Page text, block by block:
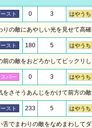
スト 0 3 はやうち
りの敵にあやしい光を見せて高
スト 180 5 はやうち
前の敵をおどろかしてビックリ
スパー 0 3 はやうち
をさそうあんじをかけて前方の
スト 233 5 はやうち
舌でまわりの敵をなめまわして